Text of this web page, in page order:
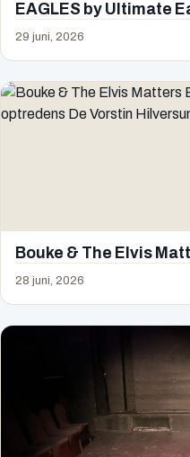
EAGLES by Ultimate
29 juni, 2026
Bouke & The Elvis
28 juni, 2026